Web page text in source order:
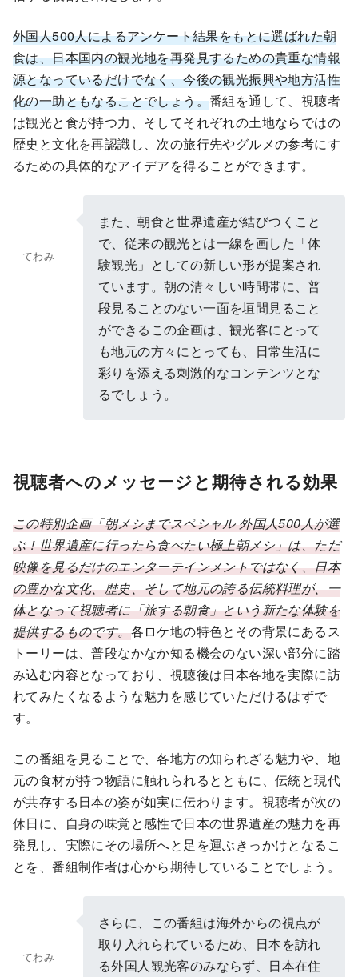
外国人500人によるアンケート結果をもとに選ばれた朝
食は、日本国内の観光地を再発見するための貴重な情報
源となっているだけでなく、今後の観光振興や地方活性
化の一助ともなることでしょう。番組を通して、視聴者
は観光と食が持つ力、そしてそれぞれの土地ならではの
歴史と文化を再認識し、次の旅行先やグルメの参考にす
るための具体的なアイデアを得ることができます。
てわみ
また、朝食と世界遺産が結びつくこと
で、従来の観光とは一線を画した「体
験観光」としての新しい形が提案され
ています。朝の清々しい時間帯に、普
段見ることのない一面を垣間見ること
ができるこの企画は、観光客にとって
も地元の方々にとっても、日常生活に
彩りを添える刺激的なコンテンツとな
るでしょう。
視聴者へのメッセージと期待される効果
この特別企画「朝メシまでスペシャル 外国人500人が選
ぶ！世界遺産に行ったら食べたい極上朝メシ」は、ただ
映像を見るだけのエンターテインメントではなく、日本
の豊かな文化、歴史、そして地元の誇る伝統料理が、一
体となって視聴者に「旅する朝食」という新たな体験を
提供するものです。各ロケ地の特色とその背景にあるス
トーリーは、普段なかなか知る機会のない深い部分に踏
み込む内容となっており、視聴後は日本各地を実際に訪
れてみたくなるような魅力を感じていただけるはずで
す。
この番組を見ることで、各地方の知られざる魅力や、地
元の食材が持つ物語に触れられるとともに、伝統と現代
が共存する日本の姿が如実に伝わります。視聴者が次の
休日に、自身の味覚と感性で日本の世界遺産の魅力を再
発見し、実際にその場所へと足を運ぶきっかけとなるこ
とを、番組制作者は心から期待していることでしょう。
てわみ
さらに、この番組は海外からの視点が
取り入れられているため、日本を訪れ
る外国人観光客のみならず、日本在住